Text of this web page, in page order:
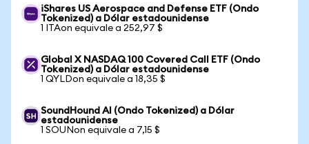
iShares US Aerospace and Defense ETF (Ondo
Tokenized) a Dólar estadounidense
1 ITAon equivale a 252,97 $
Global X NASDAQ 100 Covered Call ETF (Ondo
Tokenized) a Dólar estadounidense
1 QYLDon equivale a 18,35 $
SoundHound AI (Ondo Tokenized) a Dólar
estadounidense
1 SOUNon equivale a 7,15 $